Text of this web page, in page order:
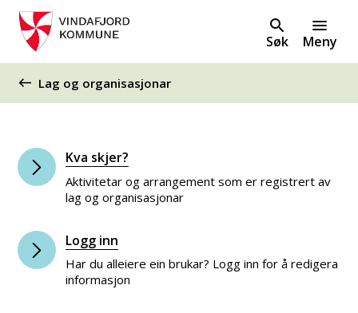
Søk Meny
Du er her:
Lag og organisasjonar
Kva skjer?
Aktivitetar og arrangement som er registrert av
lag og organisasjonar
Logg inn
Har du alleiere ein brukar? Logg inn for å redigera
informasjon